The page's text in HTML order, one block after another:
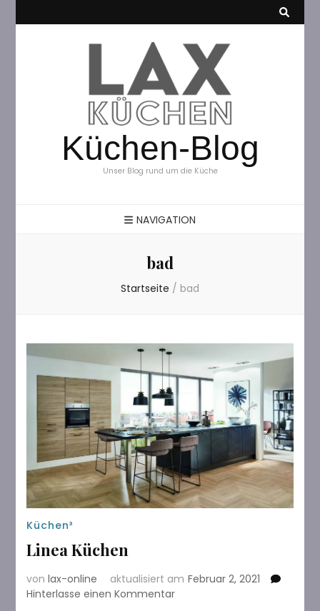
Küchen-Blog
Unser Blog rund um die Küche
NAVIGATION
bad
Startseite / bad
Küchen³
Linea Küchen
vonlax-online aktualisiert am Februar 2, 2021
Hinterlasse einen Kommentarzu